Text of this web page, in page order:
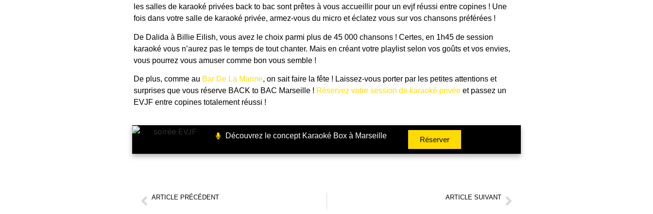
les salles de karaoké privées back to bac sont prêtes à vous accueillir pour un evjf réussi entre copines ! Une
fois dans votre salle de karaoké privée, armez-vous du micro et éclatez vous sur vos chansons préférées !
De Dalida à Billie Eilish, vous avez le choix parmi plus de 45 000 chansons ! Certes, en 1h45 de session
karaoké vous n’aurez pas le temps de tout chanter. Mais en créant votre playlist selon vos goûts et vos envies,
vous pourrez vous amuser comme bon vous semble !
De plus, comme au Bar De La Marine, on sait faire la fête ! Laissez-vous porter par les petites attentions et
surprises que vous réserve BACK to BAC Marseille ! Réservez votre session de karaoké privéeet passez un
EVJF entre copines totalement réussi !
Découvrez le concept Karaoké Box à Marseille Réserver
ARTICLE PRÉCÉDENT ARTICLE SUIVANT